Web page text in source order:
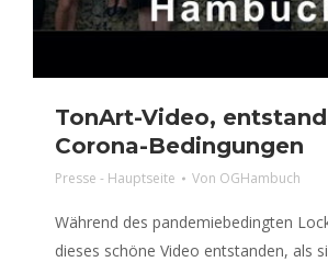
TonArt-Video,
Corona-Bedingungen
Presse - Hauptseite Von OGHambuch
Während des pandemiebedingten
dieses schöne Video entstanden, als